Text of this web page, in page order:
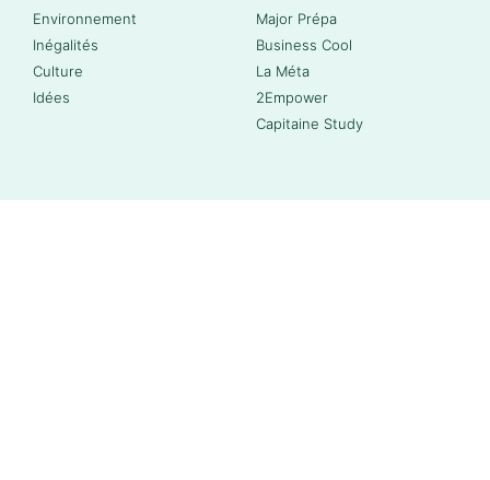
Environnement
Inégalités
Culture
Idées
Major Prépa
Business Cool
La Méta
2Empower
Capitaine Study